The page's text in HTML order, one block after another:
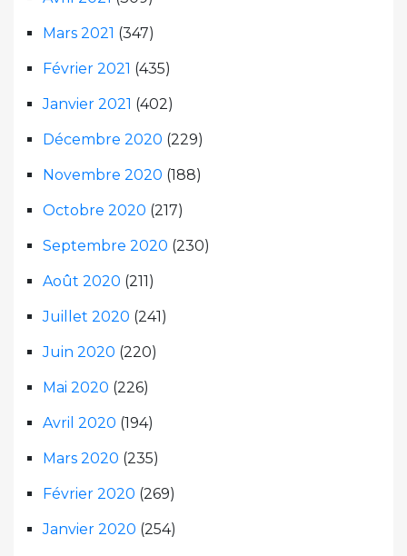
Mars 2021 (347)
Février 2021 (435)
Janvier 2021 (402)
Décembre 2020 (229)
Novembre 2020 (188)
Octobre 2020 (217)
Septembre 2020 (230)
Août 2020 (211)
Juillet 2020 (241)
Juin 2020 (220)
Mai 2020 (226)
Avril 2020 (194)
Mars 2020 (235)
Février 2020 (269)
Janvier 2020 (254)